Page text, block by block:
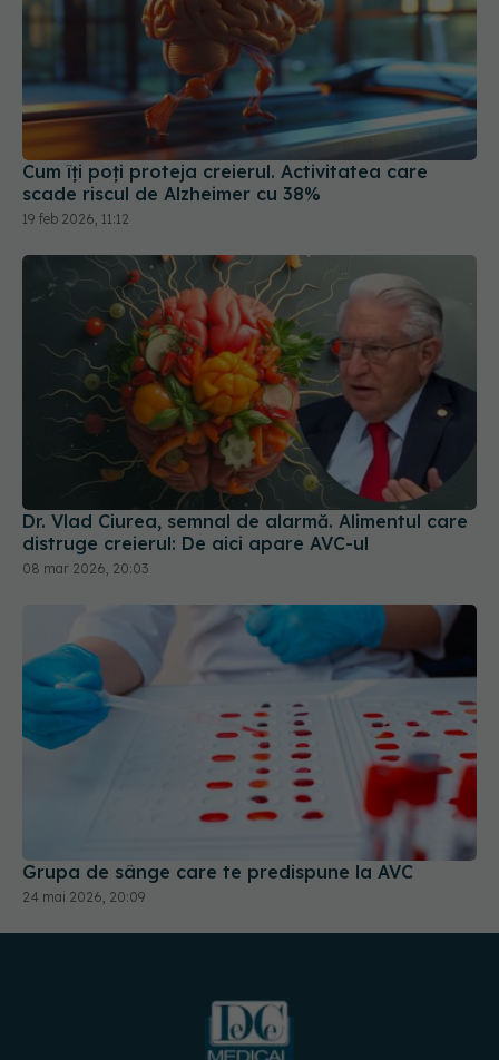
Cum îți poți proteja creierul. Activitatea care
scade riscul de Alzheimer cu 38%
19 feb 2026, 11:12
Dr. Vlad Ciurea, semnal de alarmă. Alimentul care
distruge creierul: De aici apare AVC-ul
08 mar 2026, 20:03
Grupa de sânge care te predispune la AVC
24 mai 2026, 20:09